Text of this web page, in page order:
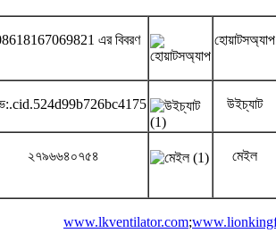
এর বিবরণ হোয়াটসঅ্যাপ
উইচ্যাট
২৭৯৬৬৪০৭৫৪ মেইল
www.lkventilator.com;